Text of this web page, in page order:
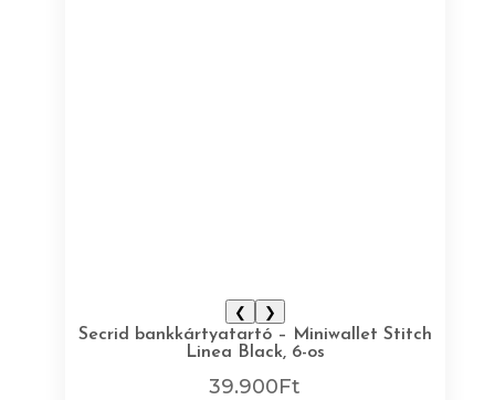
❮
❯
Secrid bankkártyatartó – Miniwallet Stitch
Linea Black, 6-os
39.900Ft